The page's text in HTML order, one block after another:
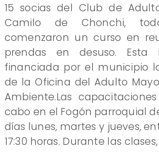
15 socias del Club de
Camilo de Chonchi,
comenzaron un curso en
prendas en desuso. Esta
financiada por el municipio
de la Oficina del Adulto
Ambiente.Las
cabo en el Fogón parroquial
días lunes, martes y jueves,
17:30 horas. Durante las